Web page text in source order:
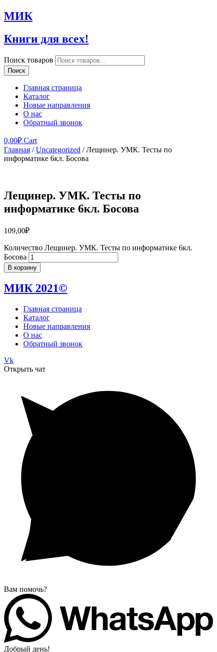
МИК
Книги для всех!
Поиск товаров
Поиск
Главная страница
Каталог
Новые направления
О нас
Обратный звонок
0,00₽ Cart
Главная /Uncategorized / Лещинер. УМК. Тесты по
информатике 6кл. Босова
Лещинер. УМК. Тесты по
информатике 6кл. Босова
109,00₽
Количество Лещинер. УМК. Тесты по информатике 6кл.
Босова
В корзину
МИК 2021©
Главная страница
Каталог
Новые направления
О нас
Обратный звонок
Vk
Открыть чат
Вам помочь?
Добрый день!